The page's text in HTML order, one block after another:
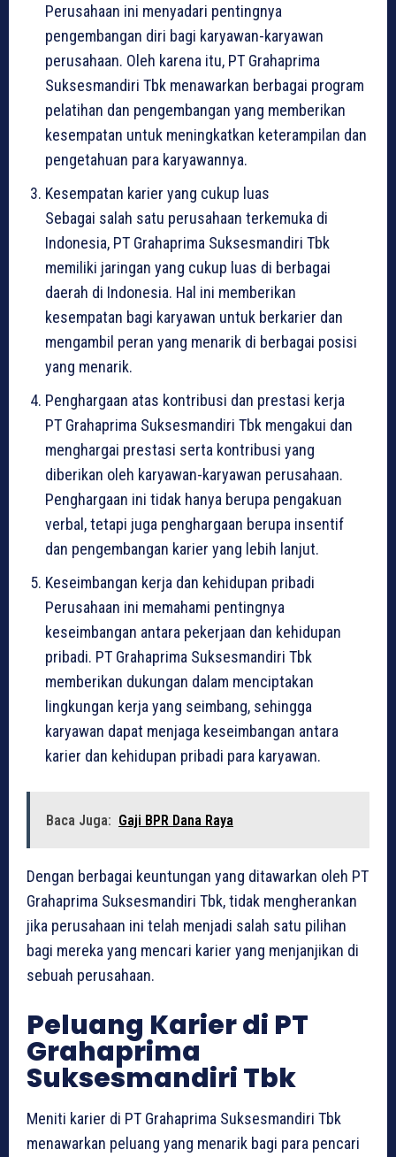
Perusahaan ini menyadari pentingnya
pengembangan diri bagi karyawan-karyawan
perusahaan. Oleh karena itu, PT Grahaprima
Suksesmandiri Tbk menawarkan berbagai program
pelatihan dan pengembangan yang memberikan
kesempatan untuk meningkatkan keterampilan dan
pengetahuan para karyawannya.
Kesempatan karier yang cukup luas
Sebagai salah satu perusahaan terkemuka di
Indonesia, PT Grahaprima Suksesmandiri Tbk
memiliki jaringan yang cukup luas di berbagai
daerah di Indonesia. Hal ini memberikan
kesempatan bagi karyawan untuk berkarier dan
mengambil peran yang menarik di berbagai posisi
yang menarik.
Penghargaan atas kontribusi dan prestasi kerja
PT Grahaprima Suksesmandiri Tbk mengakui dan
menghargai prestasi serta kontribusi yang
diberikan oleh karyawan-karyawan perusahaan.
Penghargaan ini tidak hanya berupa pengakuan
verbal, tetapi juga penghargaan berupa insentif
dan pengembangan karier yang lebih lanjut.
Keseimbangan kerja dan kehidupan pribadi
Perusahaan ini memahami pentingnya
keseimbangan antara pekerjaan dan kehidupan
pribadi. PT Grahaprima Suksesmandiri Tbk
memberikan dukungan dalam menciptakan
lingkungan kerja yang seimbang, sehingga
karyawan dapat menjaga keseimbangan antara
karier dan kehidupan pribadi para karyawan.
Baca Juga: Gaji BPR Dana Raya
Dengan berbagai keuntungan yang ditawarkan oleh PT
Grahaprima Suksesmandiri Tbk, tidak mengherankan
jika perusahaan ini telah menjadi salah satu pilihan
bagi mereka yang mencari karier yang menjanjikan di
sebuah perusahaan.
Peluang Karier di PT
Grahaprima
Suksesmandiri Tbk
Meniti karier di PT Grahaprima Suksesmandiri Tbk
menawarkan peluang yang menarik bagi para pencari